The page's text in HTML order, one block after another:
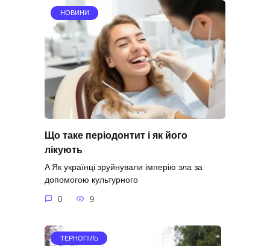
НОВИНИ
Що таке періодонтит і як його
лікують
A Як українці зруйнували імперію зла за
допомогою культурного
0 9
ТЕРНОПІЛЬ